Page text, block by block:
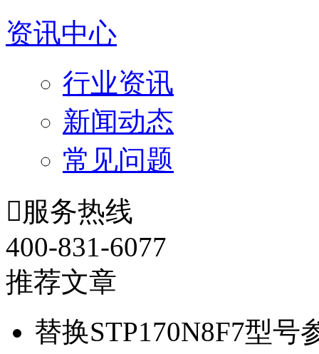
资讯中心
行业资讯
新闻动态
常见问题
服务热线
400-831-6077
推荐文章
替换STP170N8F7型